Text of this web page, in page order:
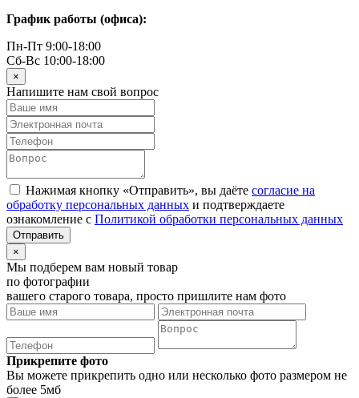
График работы (офиса):
Пн-Пт 9:00-18:00
Сб-Вс 10:00-18:00
×
Напишите нам свой вопрос
Нажимая кнопку «Отправить», вы даёте согласие на
обработку персональных данных и подтверждаете
ознакомление с Политикой обработки персональных данных
×
Мы подберем вам новый товар
по фотографии
вашего старого товара, просто пришлите нам фото
Прикрепите фото
Вы можете прикрепить одно или несколько фото размером не
более 5мб